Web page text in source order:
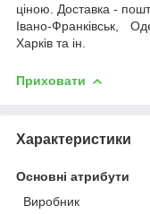
ціною. Доставка -
Івано-Франківськ,
Харків та ін.
Приховати
Характеристики
Основні атрибути
Виробник